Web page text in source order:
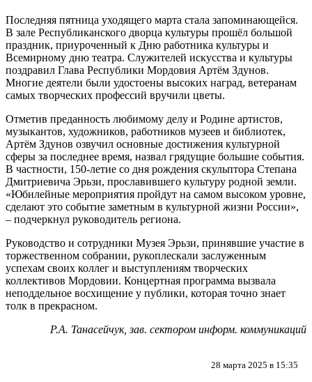
Последняя пятница уходящего марта стала запоминающейся.
В зале Республиканского дворца культуры прошёл большой
праздник, приуроченный к Дню работника культуры и
Всемирному дню театра. Служителей искусства и культуры
поздравил Глава Республики Мордовия Артём Здунов.
Многие деятели были удостоены высоких наград, ветеранам
самых творческих профессий вручили цветы.
Отметив преданность любимому делу и Родине артистов,
музыкантов, художников, работников музеев и библиотек,
Артём Здунов озвучил основные достижения культурной
сферы за последнее время, назвал грядущие большие события.
В частности, 150-летие со дня рождения скульптора Степана
Дмитриевича Эрьзи, прославившего культуру родной земли.
«Юбилейные мероприятия пройдут на самом высоком уровне,
сделают это событие заметным в культурной жизни России»,
– подчеркнул руководитель региона.
Руководство и сотрудники Музея Эрьзи, принявшие участие в
торжественном собрании, рукоплескали заслуженным
успехам своих коллег и выступлениям творческих
коллективов Мордовии. Концертная программа вызвала
неподдельное восхищение у публики, которая точно знает
толк в прекрасном.
Р.А. Танасейчук, зав. сектором информ. коммуникаций
28 марта 2025 в 15:35